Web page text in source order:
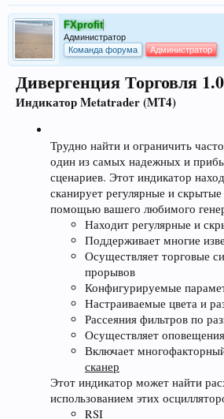
FXprofit
Администратор
Команда форума
Администратор
Дивергенция Торговля 1.0
Индикатор Metatrader (MT4)
Трудно найти и ограничить
один из самых надежных и
сценариев. Этот индикатор
сканирует регулярные и
помощью вашего любимого
Находит регулярные и
Поддерживает многие
Осуществляет торговые
прорывов
Конфигурируемые
Настраиваемые цвета и
Рассеяния фильтров по
Осуществляет
Включает
сканер
Этот индикатор может найти
использованием этих
RSI